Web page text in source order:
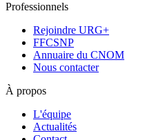
Professionnels
Rejoindre URG+
FFCSNP
Annuaire du CNOM
Nous contacter
À propos
L'équipe
Actualités